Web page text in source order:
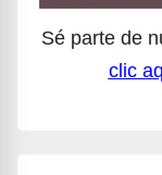
Sé parte de
clic